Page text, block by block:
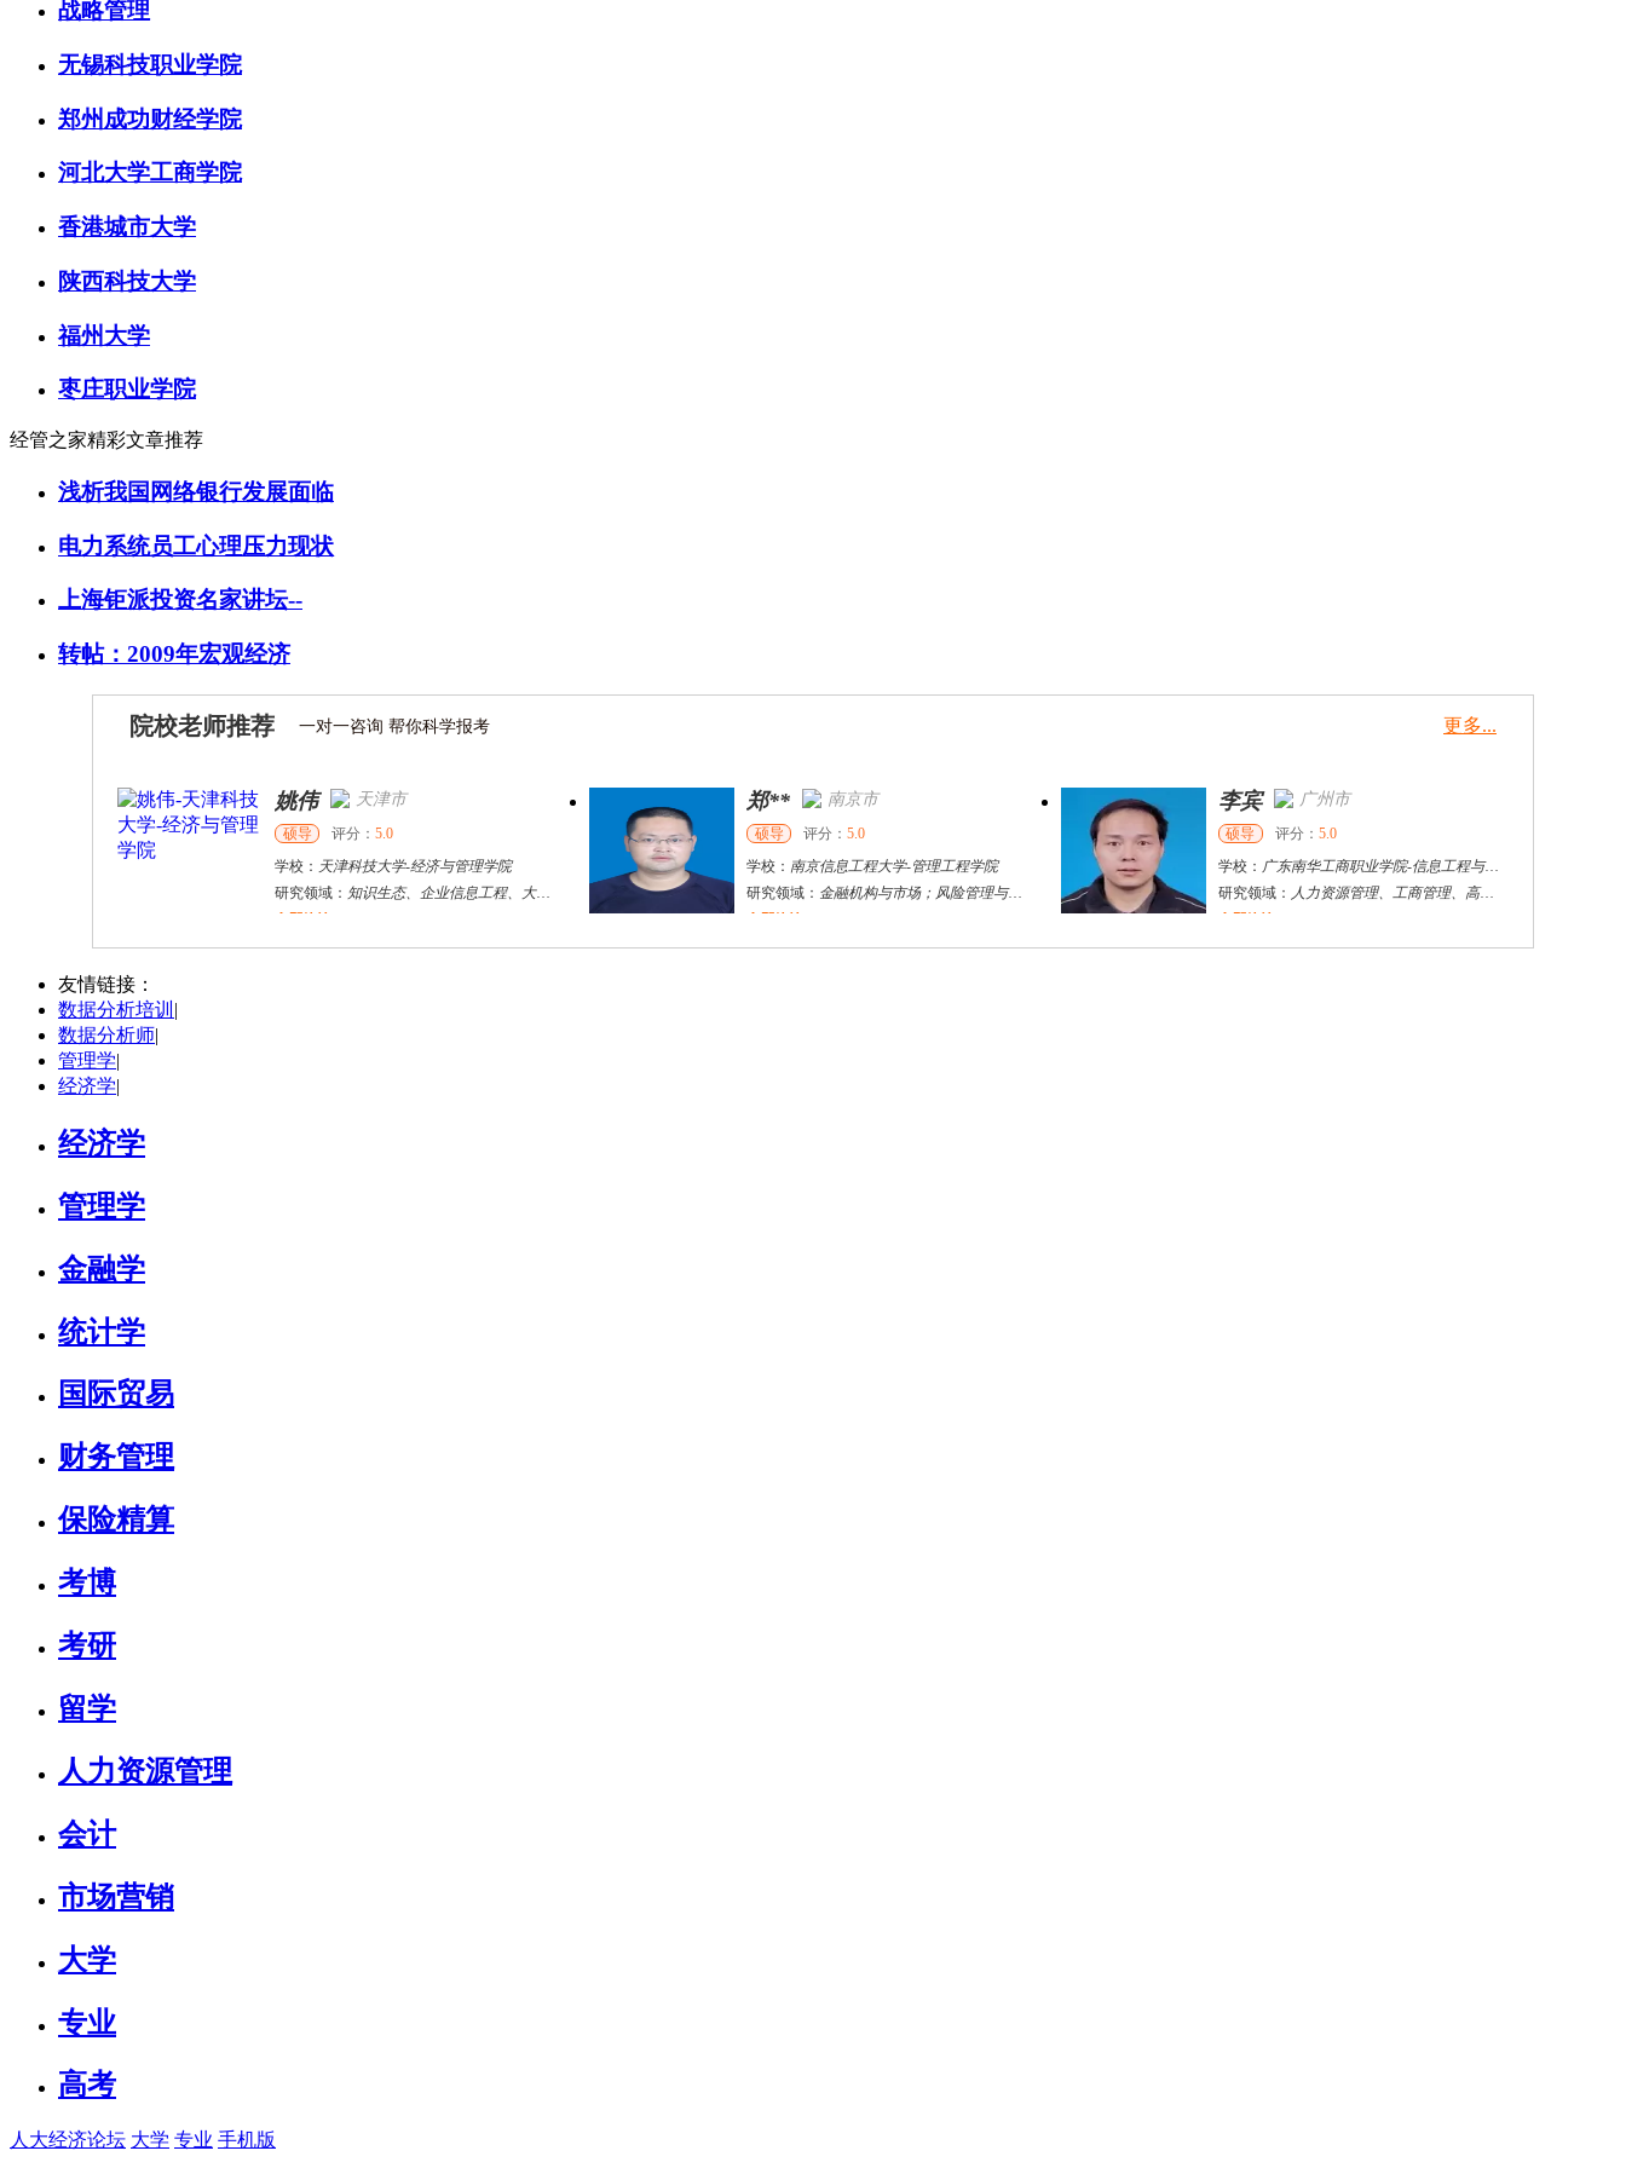
战略管理
无锡科技职业学院
郑州成功财经学院
河北大学工商学院
香港城市大学
陕西科技大学
福州大学
枣庄职业学院
经管之家精彩文章推荐
浅析我国网络银行发展面临
电力系统员工心理压力现状
上海钜派投资名家讲坛--
转帖：2009年宏观经济
院校老师推荐 一对一咨询 帮你科学报考 更多...
姚伟 天津市
硕导 评分： 5.0
学校： 天津科技大学-经济与管理学院
研究领域： 知识生态、企业信息工程、大数据分析、竞争情报
郑** 南京市
硕导 评分： 5.0
学校： 南京信息工程大学-管理工程学院
研究领域： 金融机构与市场；风险管理与保险精算
李宾 广州市
硕导 评分： 5.0
学校： 广东南华工商职业学院-信息工程与商务管理学院
研究领域： 人力资源管理、工商管理、高职教育
郑** 洛阳市 蒋军锋 南京市 雪飞 天津市
友情链接：
数据分析培训 |
数据分析师|
管理学|
经济学|
经济学
管理学
金融学
统计学
国际贸易
财务管理
保险精算
考博
考研
留学
人力资源管理
会计
市场营销
大学
专业
高考
人大经济论坛 大学 专业 手机版